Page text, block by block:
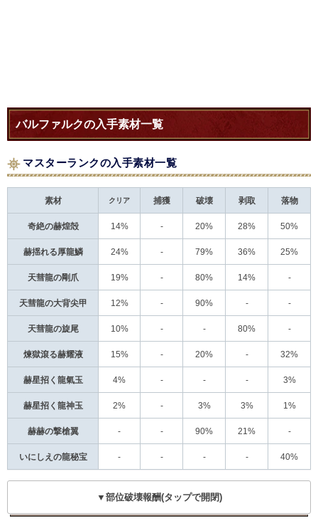
バルファルクの入手素材一覧
マスターランクの入手素材一覧
素材 クリア 捕獲 破壊 剥取 落物
奇絶の赫煌殻 14% - 20% 28% 50%
赫揺れる厚龍鱗 24% - 79% 36% 25%
天彗龍の剛爪 19% - 80% 14% -
天彗龍の大背尖甲 12% - 90% - -
天彗龍の旋尾 10% - - 80% -
煉獄滾る赫耀液 15% - 20% - 32%
赫星招く龍氣玉 4% - - - 3%
赫星招く龍神玉 2% - 3% 3% 1%
赫赫の撃槍翼 - - 90% 21% -
いにしえの龍秘宝 - - - - 40%
▼部位破壊報酬(タップで開閉)